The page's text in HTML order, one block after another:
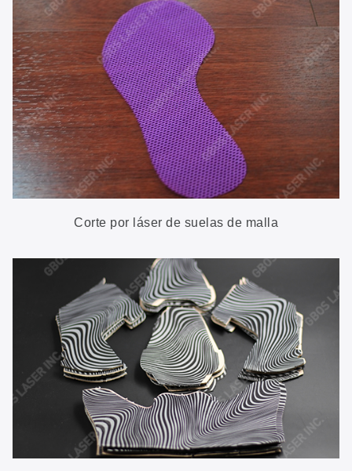
Corte por láser de suelas de malla